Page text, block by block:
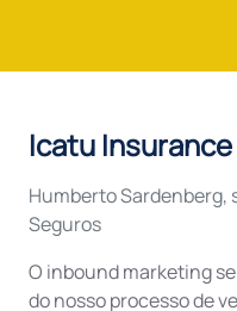
Icatu Insurance
Humberto
Seguros
O inbound marketing
do nosso processo de